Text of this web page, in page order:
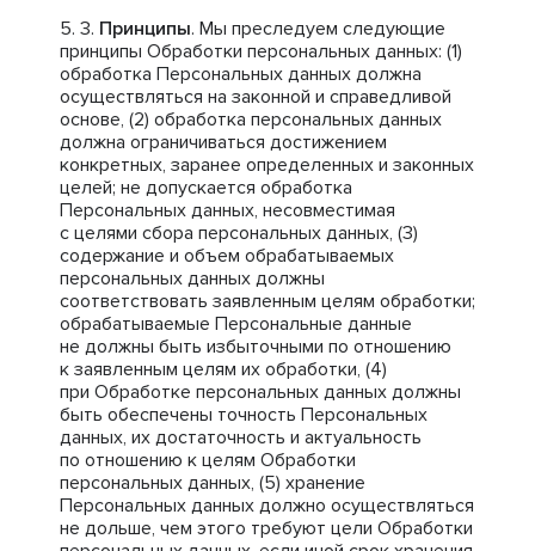
Принципы. Мы преследуем следующие
принципы Обработки персональных данных: (1)
обработка Персональных данных должна
осуществляться на законной и справедливой
основе, (2) обработка персональных данных
должна ограничиваться достижением
конкретных, заранее определенных и законных
целей; не допускается обработка
Персональных данных, несовместимая
с целями сбора персональных данных, (3)
содержание и объем обрабатываемых
персональных данных должны
соответствовать заявленным целям обработки;
обрабатываемые Персональные данные
не должны быть избыточными по отношению
к заявленным целям их обработки, (4)
при Обработке персональных данных должны
быть обеспечены точность Персональных
данных, их достаточность и актуальность
по отношению к целям Обработки
персональных данных, (5) хранение
Персональных данных должно осуществляться
не дольше, чем этого требуют цели Обработки